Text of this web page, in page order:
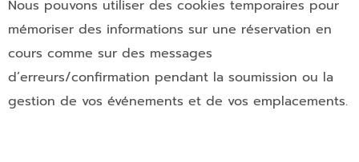
Nous pouvons utiliser des cookies temporaires pour
mémoriser des informations sur une réservation en
cours comme sur des messages
d’erreurs/confirmation pendant la soumission ou la
gestion de vos événements et de vos emplacements.